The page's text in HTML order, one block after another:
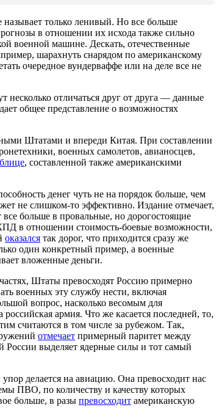
только ленивый. Но все больше
в отношении их исхода также сильно
военной машине. Дескать, отечественные
шарахнуть снарядом по американскому
очередное вундерваффе или на деле все не
отличаться друг от друга — данные
общее представление о возможностях
Штатами и впереди Китая. При составлении
военных самолетов, авианосцев,
, составленной также американскими
денег чуть не на порядок больше, чем
не слишком-то эффективно. Издание отмечает,
больше в провальные, но дорогостоящие
в отношении стоимость-боевые возможности,
оказался так дорог, что приходится сразу же
один конкретный пример, а военные
вложенные деньги.
Штаты превосходят Россию примерно
военных эту службу нести, включая
вопрос, насколько весомым для
армия. Что же касается последней, то,
считаются в том числе за рубежом. Так,
отмечает примерный паритет между
выделяет ядерные силы и тот самый
делается на авиацию. Она превосходит нас
ПВО, по количеству и качеству которых
больше, в разы превосходит американскую